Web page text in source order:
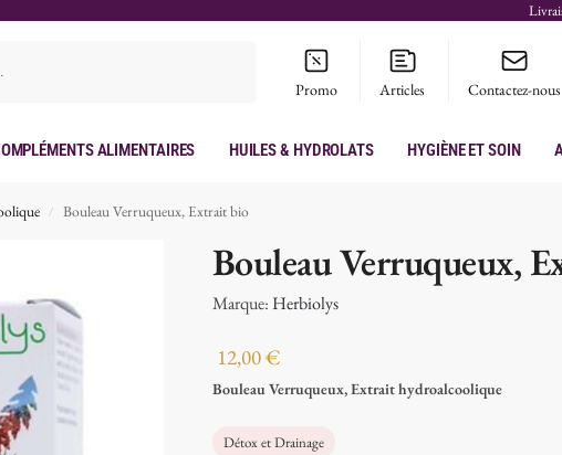
Promo Articles Contactez-nous
Alimentaires Huiles & hydrolats Hygiène et soin
/ Bouleau Verruqueux, Extrait bio
Bouleau Verruqueux,
Marque: Herbiolys
12,00€
Bouleau Verruqueux, Extrait hydroalcoolique
Détox et Drainage